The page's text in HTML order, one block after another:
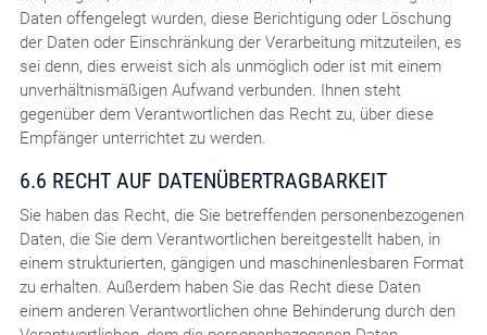
Daten offengelegt wurden, diese Berichtigung oder Löschung
der Daten oder Einschränkung der Verarbeitung mitzuteilen, es
sei denn, dies erweist sich als unmöglich oder ist mit einem
unverhältnismäßigen Aufwand verbunden. Ihnen steht
gegenüber dem Verantwortlichen das Recht zu, über diese
Empfänger unterrichtet zu werden.
6.6 RECHT AUF DATENÜBERTRAGBARKEIT
Sie haben das Recht, die Sie betreffenden personenbezogenen
Daten, die Sie dem Verantwortlichen bereitgestellt haben, in
einem strukturierten, gängigen und maschinenlesbaren Format
zu erhalten. Außerdem haben Sie das Recht diese Daten
einem anderen Verantwortlichen ohne Behinderung durch den